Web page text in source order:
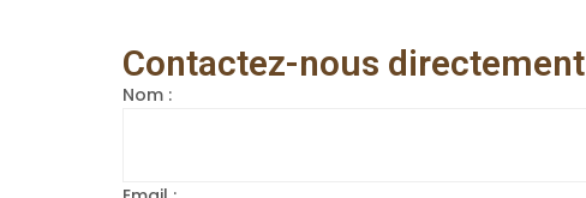
Contactez-nous directement
Nom :